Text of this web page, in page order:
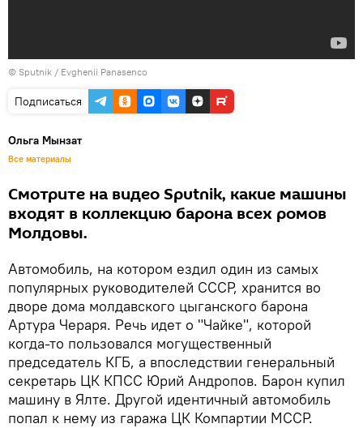
© Sputnik / Evghenii Panasenco
Подписаться
Ольга Мынзат
Все материалы
Смотрите на видео Sputnik, какие машины
входят в коллекцию барона всех ромов
Молдовы.
Автомобиль, на котором ездил один из самых
популярных руководителей СССР, хранится во
дворе дома молдавского цыганского барона
Артура Чераря. Речь идет о "Чайке", которой
когда-то пользовался могущественный
председатель КГБ, а впоследствии генеральный
секретарь ЦК КПСС Юрий Андропов. Барон купил
машину в Ялте. Другой идентичный автомобиль
попал к нему из гаража ЦК Компартии МССР.